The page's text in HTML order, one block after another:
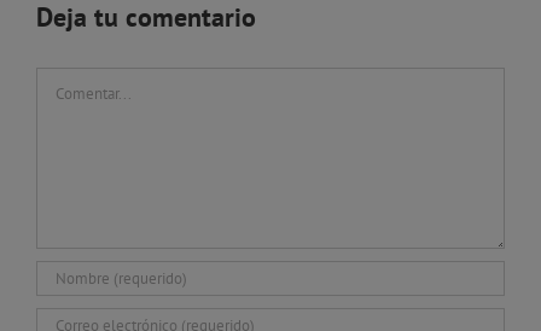
Deja tu comentario